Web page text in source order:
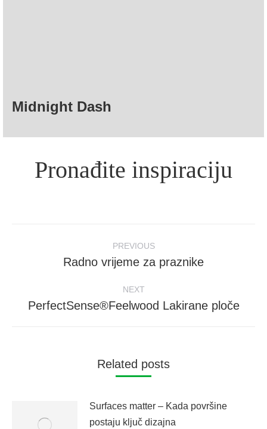
Midnight Dash
Pronađite inspiraciju
navigation
PREVIOUS
Previous
Radno vrijeme za praznike
NEXT
Next
PerfectSense®Feelwood Lakirane ploče
Related posts
Surfaces matter – Kada površine
postaju ključ dizajna